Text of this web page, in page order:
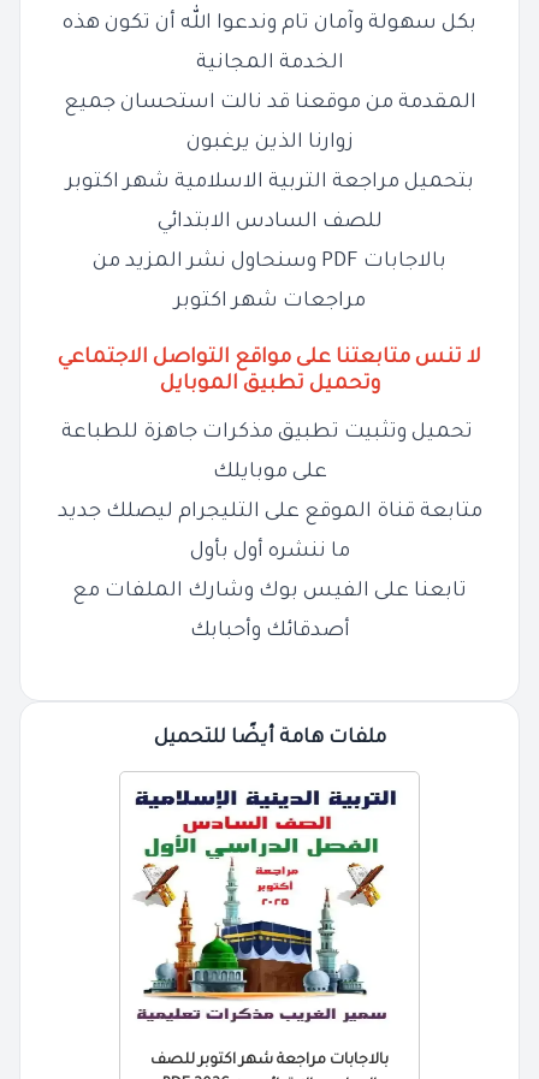
بكل سهولة وآمان تام وندعوا الله أن تكون هذه
الخدمة المجانية
المقدمة من موقعنا قد نالت استحسان جميع
زوارنا الذين يرغبون
بتحميل مراجعة التربية الاسلامية شهر اكتوبر
للصف السادس الابتدائي
بالاجابات PDF وسنحاول نشر المزيد من
مراجعات شهر اكتوبر
لا تنس متابعتنا على مواقع التواصل الاجتماعي
وتحميل تطبيق الموبايل
تحميل وتثبيت تطبيق مذكرات جاهزة للطباعة
على موبايلك
متابعة قناة الموقع على التليجرام ليصلك جديد
ما ننشره أول بأول
تابعنا على الفيس بوك وشارك الملفات مع
أصدقائك وأحبابك
ملفات هامة أيضًا للتحميل
بالاجابات مراجعة شهر اكتوبر للصف